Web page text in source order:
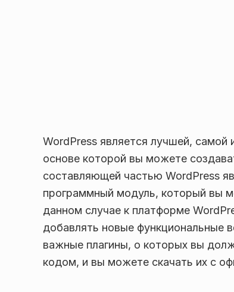
WordPress является лучшей,
основе которой вы можете
составляющей частью WordPress
программный модуль, который вы
данном случае к платформе
добавлять новые функциональные
важные плагины, о которых вы
кодом, и вы можете скачать их с